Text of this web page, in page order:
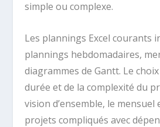
simple ou complexe.
Les plannings Excel courants
plannings hebdomadaires,
diagrammes de Gantt. Le
durée et de la complexité du
vision d’ensemble, le mensuel
projets compliqués avec